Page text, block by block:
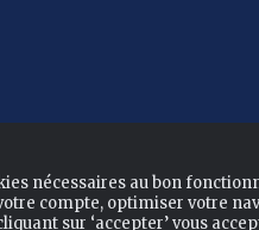
nécessaires au bon
compte, optimiser votre
sur ‘accepter’ vous